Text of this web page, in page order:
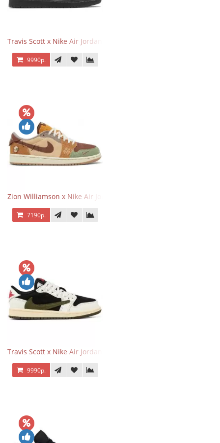
Travis Scott x Nike Air Jordan 1 Retro Low OG SP Black Phantom
9990р.
Zion Williamson x Nike Air Jordan 1 Retro Low OG Voodoo
7190р.
Travis Scott x Nike Air Jordan 1 Retro Low OG SP Olive
9990р.